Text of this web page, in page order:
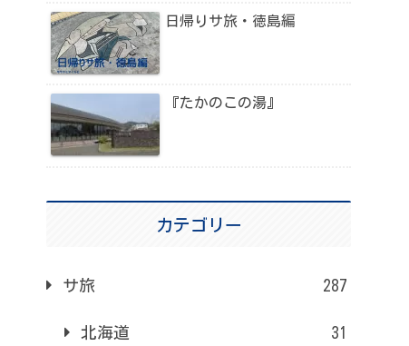
日帰りサ旅・徳島編
『たかのこの湯』
カテゴリー
サ旅 287
北海道 31